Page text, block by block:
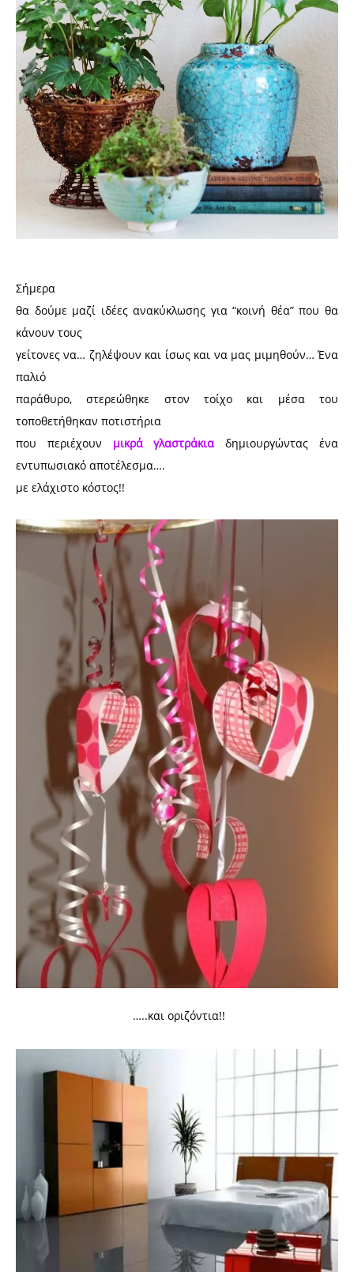
Σήμερα
θα δούμε μαζί ιδέες ανακύκλωσης για “κοινή θέα” που θα
κάνουν τους
γείτονες να… ζηλέψουν και ίσως και να μας μιμηθούν… Ένα
παλιό
παράθυρο, στερεώθηκε στον τοίχο και μέσα του
τοποθετήθηκαν ποτιστήρια
που περιέχουν μικρά γλαστράκια
δημιουργώντας ένα
εντυπωσιακό αποτέλεσμα….
με ελάχιστο κόστος!!
…..και οριζόντια!!